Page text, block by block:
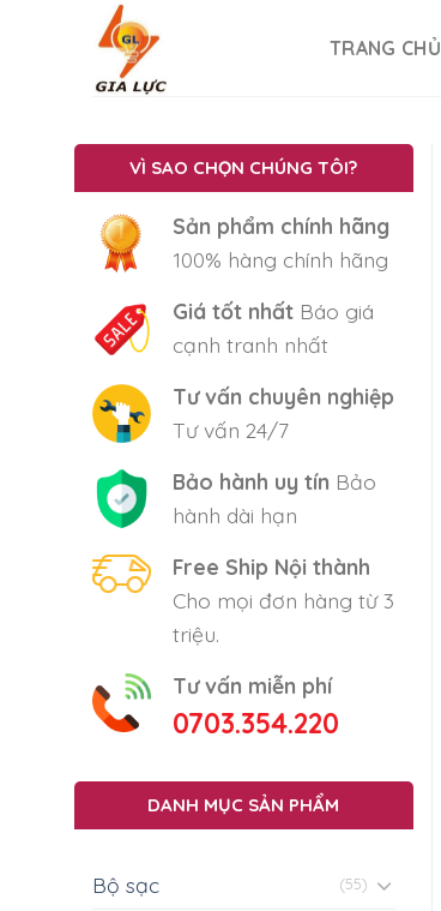
TRANG CHỦ
VÌ SAO CHỌN CHÚNG TÔI?
Sản phẩm chính hãng
100% hàng chính hãng
Giá tốt nhấtBáo giá
cạnh tranh nhất
Tư vấn chuyên nghiệp
Tư vấn 24/7
Bảo hành uy tín Bảo
hành dài hạn
Free Ship Nội thành
Cho mọi đơn hàng từ 3
triệu.
Tư vấn miễn phí
0703.354.220
DANH MỤC SẢN PHẨM
Bộ sạc (55)